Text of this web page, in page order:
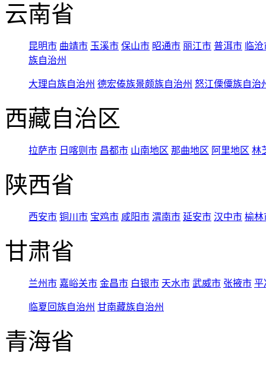
云南省
昆明市 曲靖市 玉溪市 保山市 昭通市 丽江市 普洱市 临
族自治州
大理白族自治州 德宏傣族景颇族自治州 怒江傈僳族自治
西藏自治区
拉萨市 日喀则市 昌都市 山南地区 那曲地区 阿里地区 林
陕西省
西安市 铜川市 宝鸡市 咸阳市 渭南市 延安市 汉中市 榆林
甘肃省
兰州市 嘉峪关市 金昌市 白银市 天水市 武威市 张掖市 平
临夏回族自治州 甘南藏族自治州
青海省